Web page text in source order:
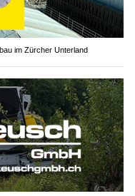
im Zürcher Unterland